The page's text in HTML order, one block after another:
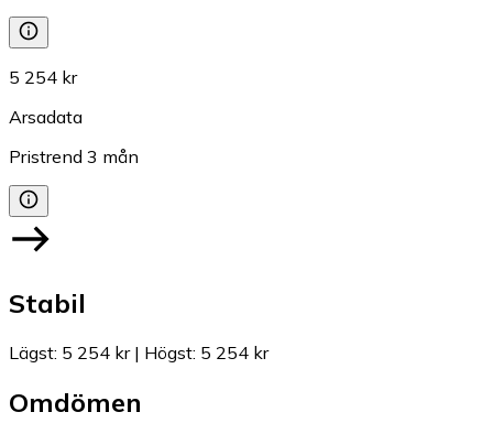
5 254 kr
Arsadata
Pristrend 3 mån
Stabil
Lägst: 5 254 kr| Högst: 5 254 kr
Omdömen